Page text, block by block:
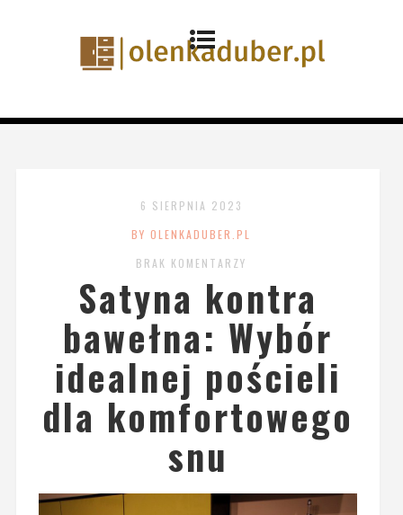
6 SIERPNIA 2023
BY OLENKADUBER.PL
BRAK KOMENTARZY
Satyna kontra
bawełna: Wybór
idealnej pościeli
dla komfortowego
snu